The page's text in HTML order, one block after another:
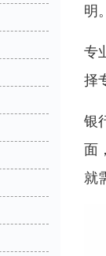
明
专
择
银
面
就